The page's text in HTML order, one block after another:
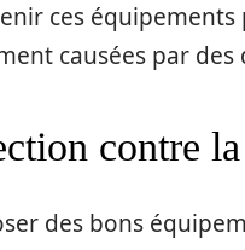
ces
causées par
contre
des bons